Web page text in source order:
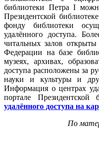
библиотеки Петра I
Президентской
фонду библиотеки
удалённого доступа.
читальных залов
Федерации на базе
музеях, архивах,
доступа расположены за
науки и культуры и
Информация о центрах
портале Президентской
удалённого доступа на
По